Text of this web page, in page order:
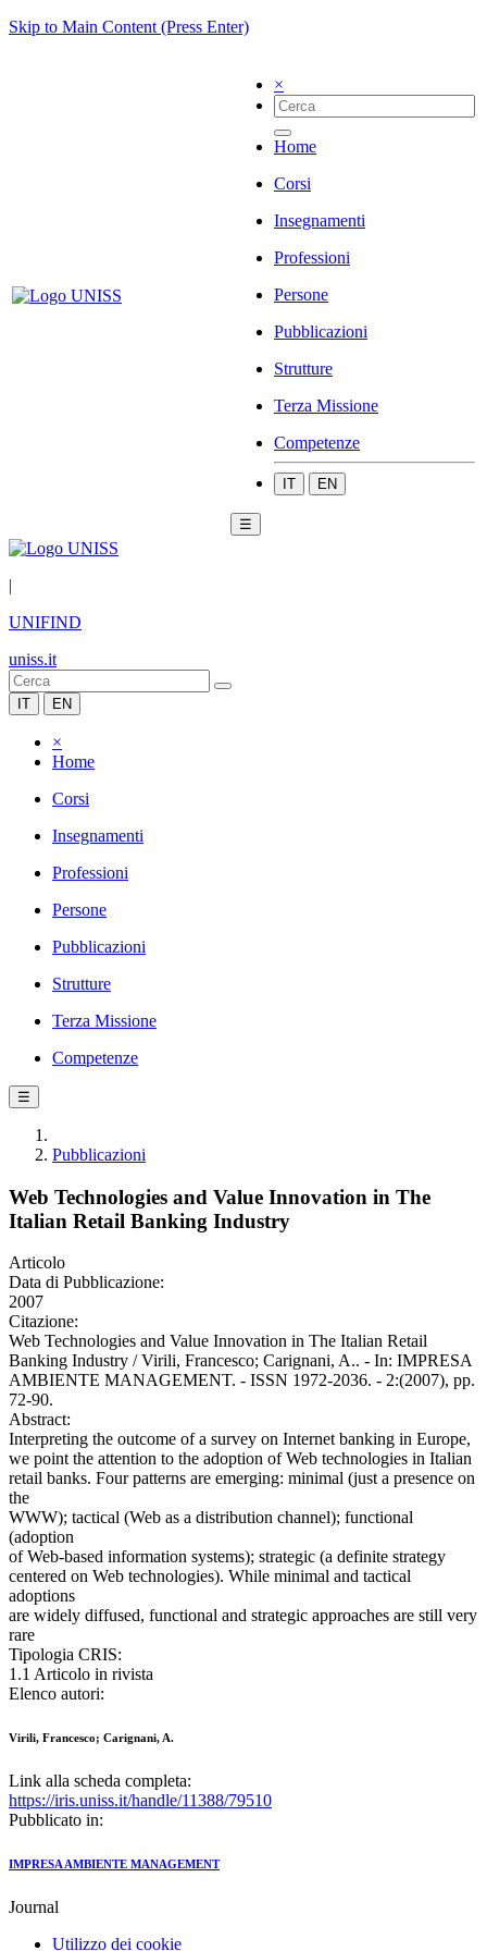
Skip to Main Content (Press Enter)
×
Home
Corsi
Insegnamenti
Professioni
Persone
Pubblicazioni
Strutture
Terza Missione
Competenze
IT EN
☰
|
UNIFIND
uniss.it
IT EN
×
Home
Corsi
Insegnamenti
Professioni
Persone
Pubblicazioni
Strutture
Terza Missione
Competenze
☰
Pubblicazioni
Web Technologies and Value Innovation in The
Italian Retail Banking Industry
Articolo
Data di Pubblicazione:
2007
Citazione:
Web Technologies and Value Innovation in The Italian Retail
Banking Industry / Virili, Francesco; Carignani, A.. - In: IMPRESA
AMBIENTE MANAGEMENT. - ISSN 1972-2036. - 2:(2007), pp.
72-90.
Abstract:
Interpreting the outcome of a survey on Internet banking in Europe,
we point the attention to the adoption of Web technologies in Italian
retail banks. Four patterns are emerging: minimal (just a presence on
the
WWW); tactical (Web as a distribution channel); functional
(adoption
of Web-based information systems); strategic (a definite strategy
centered on Web technologies). While minimal and tactical
adoptions
are widely diffused, functional and strategic approaches are still very
rare
Tipologia CRIS:
1.1 Articolo in rivista
Elenco autori:
Virili, Francesco; Carignani, A.
Link alla scheda completa:
https://iris.uniss.it/handle/11388/79510
Pubblicato in:
IMPRESA AMBIENTE MANAGEMENT
Journal
Utilizzo dei cookie